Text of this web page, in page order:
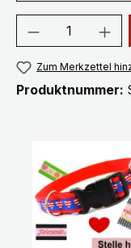
Produkt
Zum Merkzettel
Produktnummer: